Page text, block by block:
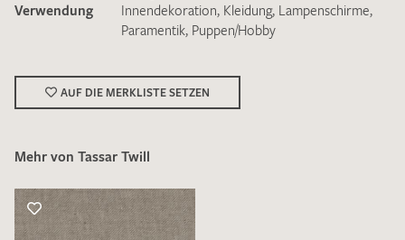
Ich bin damit einverstanden, dass meine angegebenen Daten
zur Beantwortung meiner Musteranfrage genutzt werden.
genommen und akzeptiere diese.
Verwendung
Innendekoration, Kleidung, Lampenschirme,
Paramentik, Puppen/Hobby
AUF DIE MERKLISTE SETZEN
Mehr von Tassar Twill